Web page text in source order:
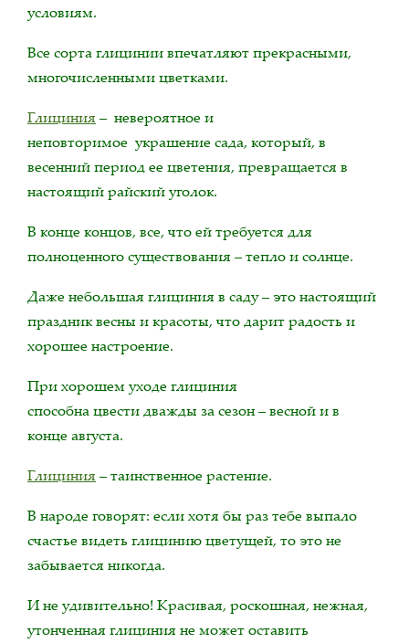
условиям.
Все сорта глицинии впечатляют прекрасными,
многочисленными цветками.
Глициния – невероятное и
неповторимое украшение сада, который, в
весенний период ее цветения, превращается в
настоящий райский уголок.
В конце концов, все, что ей требуется для
полноценного существования – тепло и солнце.
Даже небольшая глициния в саду – это настоящий
праздник весны и красоты, что дарит радость и
хорошее настроение.
При хорошем уходе глициния
способна цвести дважды за сезон – весной и в
конце августа.
Глициния – таинственное растение.
В народе говорят: если хотя бы раз тебе выпало
счастье видеть глицинию цветущей, то это не
забывается никогда.
И не удивительно! Красивая, роскошная, нежная,
утонченная глициния не может оставить